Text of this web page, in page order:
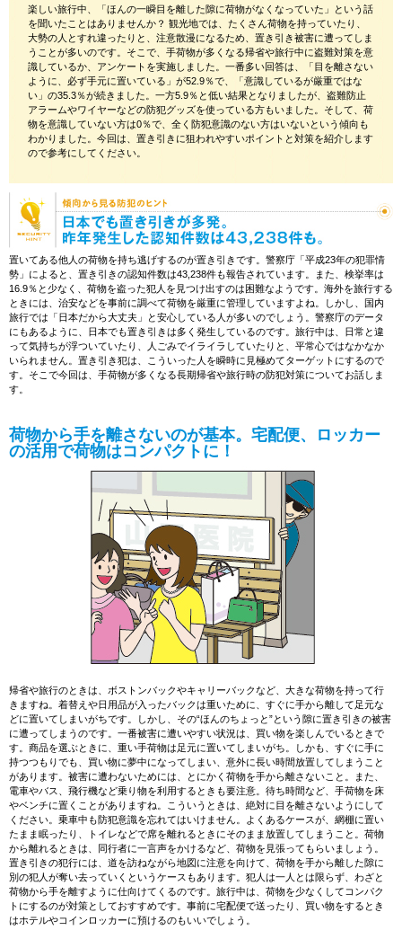
楽しい旅行中、「ほんの一瞬目を離した隙に荷物がなくなっていた」という話
を聞いたことはありませんか？ 観光地では、たくさん荷物を持っていたり、
大勢の人とすれ違ったりと、注意散漫になるため、置き引き被害に遭ってしま
うことが多いのです。そこで、手荷物が多くなる帰省や旅行中に盗難対策を意
識しているか、アンケートを実施しました。一番多い回答は、「目を離さない
ように、必ず手元に置いている」が52.9％で、「意識しているが厳重ではな
い」の35.3％が続きました。一方5.9％と低い結果となりましたが、盗難防止
アラームやワイヤーなどの防犯グッズを使っている方もいました。そして、荷
物を意識していない方は0％で、全く防犯意識のない方はいないという傾向も
わかりました。今回は、置き引きに狙われやすいポイントと対策を紹介します
ので参考にしてください。
置いてある他人の荷物を持ち逃げするのが置き引きです。警察庁「平成23年の犯罪情
勢」によると、置き引きの認知件数は43,238件も報告されています。また、検挙率は
16.9％と少なく、荷物を盗った犯人を見つけ出すのは困難なようです。海外を旅行する
ときには、治安などを事前に調べて荷物を厳重に管理していますよね。しかし、国内
旅行では「日本だから大丈夫」と安心している人が多いのでしょう。警察庁のデータ
にもあるように、日本でも置き引きは多く発生しているのです。旅行中は、日常と違
って気持ちが浮ついていたり、人ごみでイライラしていたりと、平常心ではなかなか
いられません。置き引き犯は、こういった人を瞬時に見極めてターゲットにするので
す。そこで今回は、手荷物が多くなる長期帰省や旅行時の防犯対策についてお話しま
す。
荷物から手を離さないのが基本。宅配便、ロッカー
の活用で荷物はコンパクトに！
帰省や旅行のときは、ボストンバックやキャリーバックなど、大きな荷物を持って行
きますね。着替えや日用品が入ったバックは重いために、すぐに手から離して足元な
どに置いてしまいがちです。しかし、その“ほんのちょっと”という隙に置き引きの被害
に遭ってしまうのです。一番被害に遭いやすい状況は、買い物を楽しんでいるときで
す。商品を選ぶときに、重い手荷物は足元に置いてしまいがち。しかも、すぐに手に
持つつもりでも、買い物に夢中になってしまい、意外に長い時間放置してしまうこと
があります。被害に遭わないためには、とにかく荷物を手から離さないこと。また、
電車やバス、飛行機など乗り物を利用するときも要注意。待ち時間など、手荷物を床
やベンチに置くことがありますね。こういうときは、絶対に目を離さないようにして
ください。乗車中も防犯意識を忘れてはいけません。よくあるケースが、網棚に置い
たまま眠ったり、トイレなどで席を離れるときにそのまま放置してしまうこと。荷物
から離れるときは、同行者に一言声をかけるなど、荷物を見張ってもらいましょう。
置き引きの犯行には、道を訪ねながら地図に注意を向けて、荷物を手から離した隙に
別の犯人が奪い去っていくというケースもあります。犯人は一人とは限らず、わざと
荷物から手を離すように仕向けてくるのです。旅行中は、荷物を少なくしてコンパク
トにするのが対策としておすすめです。事前に宅配便で送ったり、買い物をするとき
はホテルやコインロッカーに預けるのもいいでしょう。